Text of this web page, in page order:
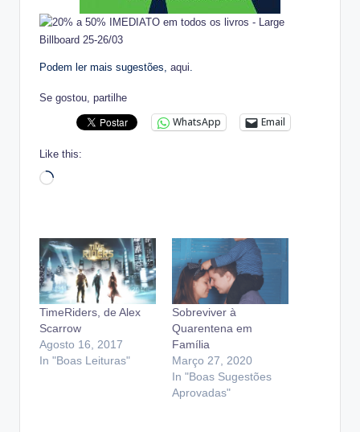
Podem ler mais sugestões, aqui.
Se gostou, partilhe
WhatsApp Email
Like this:
Loading…
TimeRiders, de Alex
Scarrow
Agosto 16, 2017
In "Boas Leituras"
Sobreviver à
Quarentena em
Família
Março 27, 2020
In "Boas Sugestões
Aprovadas"